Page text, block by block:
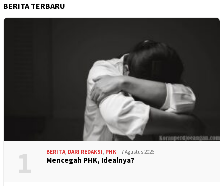
BERITA TERBARU
1 BERITA DARI REDAKSI PHK 7 Agustus 2026
Mencegah PHK, Idealnya?